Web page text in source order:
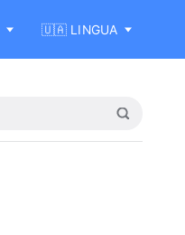
🇺🇦 LINGUA